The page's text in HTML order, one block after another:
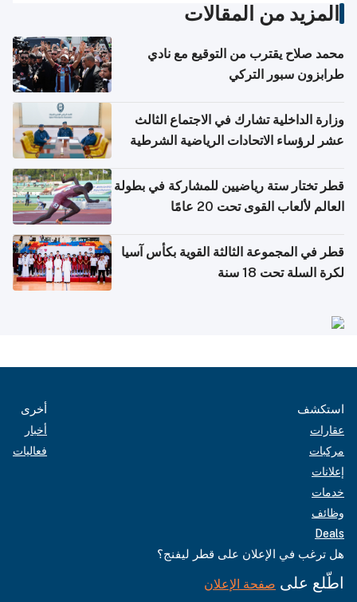
المزيد من المقالات
محمد صلاح يقترب من التوقيع مع نادي
طرابزون سبور التركي
وزارة الداخلية تشارك في الاجتماع الثالث
عشر لرؤساء الاتحادات الرياضية الشرطية
قطر تختار ستة رياضيين للمشاركة في بطولة
العالم لألعاب القوى تحت 20 عامًا
قطر في المجموعة الثالثة القوية بكأس آسيا
لكرة السلة تحت 18 سنة
استكشف
عقارات
مركبات
إعلانات
خدمات
وظائف
Deals
أخرى
أخبار
فعاليات
هل ترغب في الإعلان على قطر ليفنج؟
اطّلع على صفحة الإعلان